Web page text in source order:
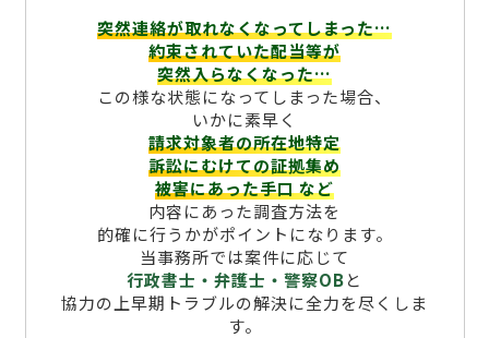
突然連絡が取れなくなってしまった…
約束されていた配当等が
突然入らなくなった…
この様な状態になってしまった場合、
いかに素早く
請求対象者の所在地特定
訴訟にむけての証拠集め
被害にあった手口など
内容にあった調査方法を
的確に行うかがポイントになります。
当事務所では案件に応じて
行政書士・弁護士・警察OBと
協力の上早期トラブルの解決に全力を尽くしま
す。